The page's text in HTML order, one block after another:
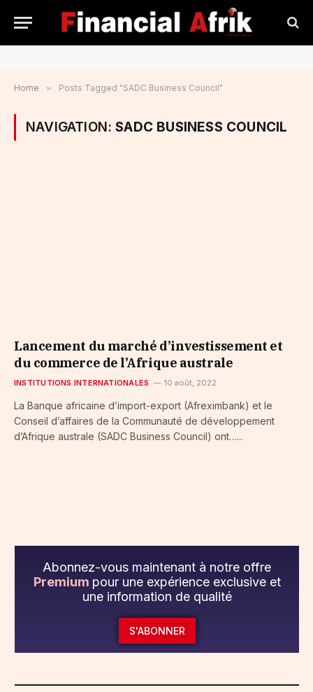
Home » Posts Tagged "SADC Business Council"
NAVIGATION:SADC BUSINESS COUNCIL
Lancement du marché d’investissement et
du commerce de l’Afrique australe
INSTITUTIONS INTERNATIONALES 10 août, 2022
La Banque africaine d’import-export (Afreximbank) et le
Conseil d’affaires de la Communauté de développement
d’Afrique australe (SADC Business Council) ont…...
Abonnez-vous maintenant à notre offre
Premium pour une expérience exclusive et
une information de qualité
S'ABONNER